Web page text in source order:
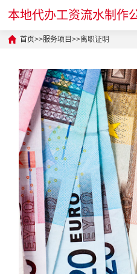
本地代办工资流水制作
首页>>服务项目>>离职证明